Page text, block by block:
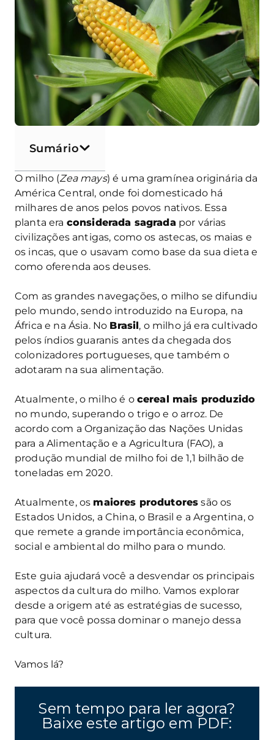
Sumário
O milho (Zea mays) é uma gramínea originária da
América Central, onde foi domesticado há
milhares de anos pelos povos nativos. Essa
planta era considerada sagradapor várias
civilizações antigas, como os astecas, os maias e
os incas, que o usavam como base da sua dieta e
como oferenda aos deuses.
Com as grandes navegações, o milho se difundiu
pelo mundo, sendo introduzido na Europa, na
África e na Ásia. No Brasil, o milho já era cultivado
pelos índios guaranis antes da chegada dos
colonizadores portugueses, que também o
adotaram na sua alimentação.
Atualmente, o milho é o cereal mais produzido
no mundo, superando o trigo e o arroz. De
acordo com a Organização das Nações Unidas
para a Alimentação e a Agricultura (FAO), a
produção mundial de milho foi de 1,1 bilhão de
toneladas em 2020.
Atualmente, os maiores produtores são os
Estados Unidos, a China, o Brasil e a Argentina, o
que remete a grande importância econômica,
social e ambiental do milho para o mundo.
Este guia ajudará você a desvendar os principais
aspectos da cultura do milho. Vamos explorar
desde a origem até as estratégias de sucesso,
para que você possa dominar o manejo dessa
cultura.
Vamos lá?
Sem tempo para ler agora?
Baixe este artigo em PDF: